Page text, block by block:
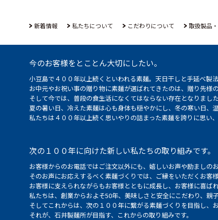
新着情報 私たちについて こだわりについて 取扱製品
今のお客様をとことん大切にしたい。
小豆島で４００年以上続くといわれる素麺。天日干しと手延べ
お中元やお祝い事の贈り物に素麺が選ばれてきたのは、贈り先
そして今では、普段の食生活になくてはならない存在となりまし
夏の暑い日、冷えた素麺は心も身体も穏やかにし、冬の寒い日
私たちは４００年以上続く思いやりの詰まった素麺を誇りに思
次の１００年に向けた新しい私たちの取り組みです。
お客様からのお電話ではご注文以外にも、嬉しいお声や励まし
そのお声にお応えするべく素麺づくりでは、ご縁をいただくお
お客様に支えられながらもお客様とともに成長し、お客様に喜ば
私たちは、創業からおよそ50年、美味しさと安全にこだわり、
そしてこれからは、次の１００年に繋がる素麺づくりを目指し
それが、石井製麺所が目指す、これからの取り組みです。